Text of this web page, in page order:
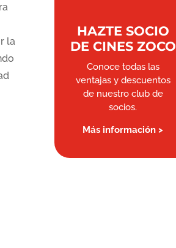
la
HAZTE SOCIO
DE CINES ZOCO
Conoce todas las
ventajas y descuentos
de nuestro club de
socios.
Más información >